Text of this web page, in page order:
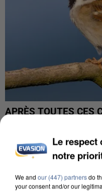
APRÈS TOUTES CES
DE FAUNE SAUVAGE
Le respect
notre
We and our (447) partnersdo
your consent and/or our